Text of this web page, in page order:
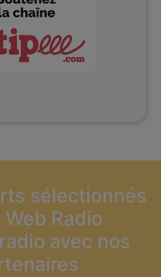
sélectionnés
Web Radio
avec nos